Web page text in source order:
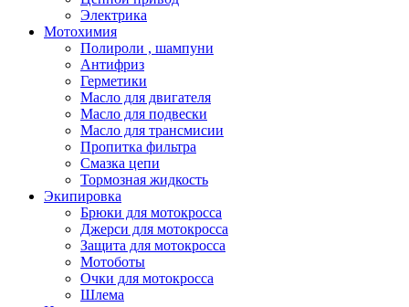
Электрика
Мотохимия
Полироли , шампуни
Антифриз
Герметики
Масло для двигателя
Масло для подвески
Масло для трансмисии
Пропитка фильтра
Смазка цепи
Тормозная жидкость
Экипировка
Брюки для мотокросса
Джерси для мотокросса
Защита для мотокросса
Мотоботы
Очки для мотокросса
Шлема